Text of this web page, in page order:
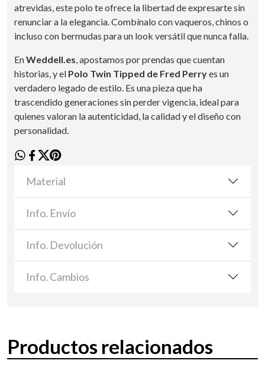
atrevidas, este polo te ofrece la libertad de expresarte sin
renunciar a la elegancia. Combínalo con vaqueros, chinos o
incluso con bermudas para un look versátil que nunca falla.
EnWeddell.es , apostamos por prendas que cuentan
historias, y el Polo Twin Tipped de Fred Perryes un
verdadero legado de estilo. Es una pieza que ha
trascendido generaciones sin perder vigencia, ideal para
quienes valoran la autenticidad, la calidad y el diseño con
personalidad.
Material
Info. Envío
Info. Devolución
Info. Cambios
Productos relacionados